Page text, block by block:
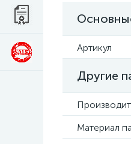
Артикул
Другие
Материал